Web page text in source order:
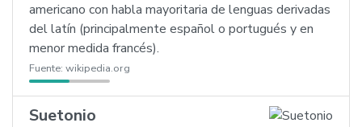
americano con habla mayoritaria de lenguas derivadas
del latín (principalmente español o portugués y en
menor medida francés).
Fuente: wikipedia.org
Suetonio